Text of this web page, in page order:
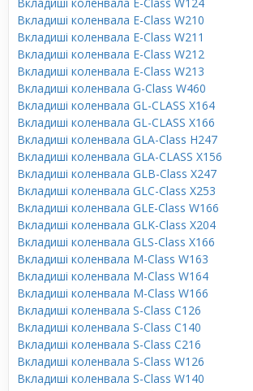
Вкладиші коленвала E-Class W210
Вкладиші коленвала E-Class W211
Вкладиші коленвала E-Class W212
Вкладиші коленвала E-Class W213
Вкладиші коленвала G-Class W460
Вкладиші коленвала GL-CLASS X164
Вкладиші коленвала GL-CLASS X166
Вкладиші коленвала GLA-Class H247
Вкладиші коленвала GLA-CLASS X156
Вкладиші коленвала GLB-Class X247
Вкладиші коленвала GLC-Class X253
Вкладиші коленвала GLE-Class W166
Вкладиші коленвала GLK-Class X204
Вкладиші коленвала GLS-Class X166
Вкладиші коленвала M-Class W163
Вкладиші коленвала M-Class W164
Вкладиші коленвала M-Class W166
Вкладиші коленвала S-Class C126
Вкладиші коленвала S-Class C140
Вкладиші коленвала S-Class C216
Вкладиші коленвала S-Class W126
Вкладиші коленвала S-Class W140